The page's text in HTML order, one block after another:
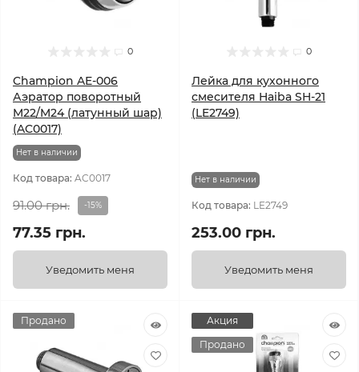
0
Champion AE-006
Аэратор поворотный
M22/M24 (латунный шар)
(AC0017)
Нет в наличии
Код товара: AC0017
91.00 грн. -15%
77.35 грн.
Уведомить меня
0
Лейка для кухонного
смесителя Haiba SH-21
(LE2749)
Нет в наличии
Код товара: LE2749
253.00 грн.
Уведомить меня
Продано
Акция
Продано